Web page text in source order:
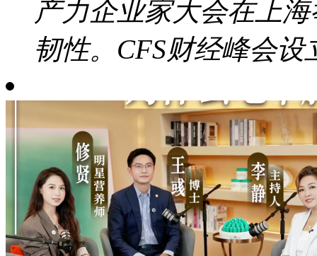
产力企业家大会在上
韧性。CFS财经峰会设